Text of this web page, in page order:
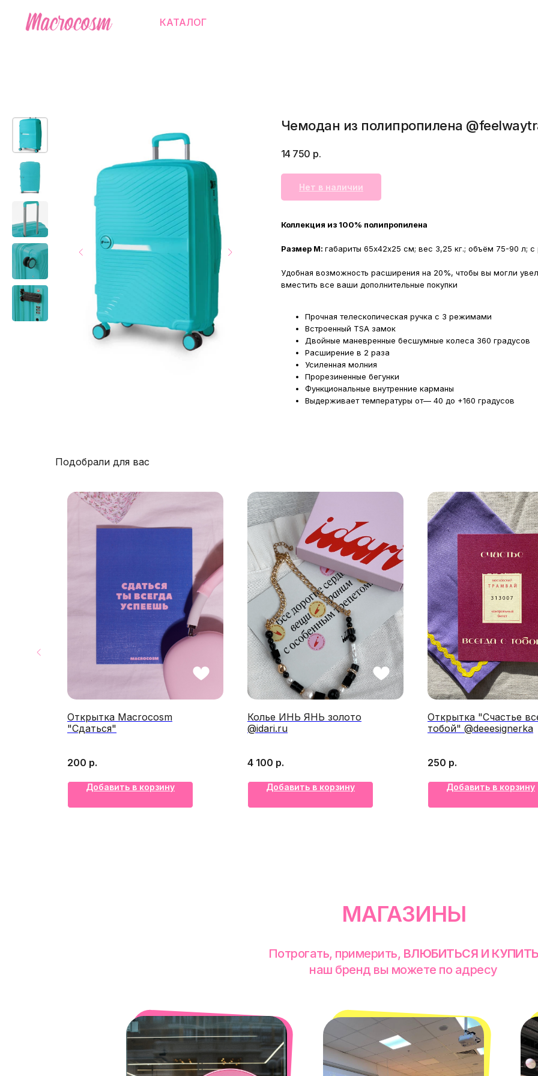
КАТАЛОГ
Чемодан из полипропилена
14 750 р.
Нет в наличии
Коллекция из 100% полипропилена
Размер М: габариты 65х42х25 см; вес 3,25 кг.; объём 75-90 л;
Удобная возможность расширения на 20%, чтобы вы могли
вместить все ваши дополнительные покупки
Прочная телескопическая ручка с 3 режимами
Встроенный TSA замок
Двойные маневренные бесшумные колеса 360 градусов
Расширение в 2 раза
Усиленная молния
Прорезиненные бегунки
Функциональные внутренние карманы
Выдерживает температуры от— 40 до +160 градусов
Подобрали для вас
Открытка Macrocosm
"Сдаться"
200 р.
Добавить в корзину
Колье ИНЬ ЯНЬ золото
@idari.ru
4 100 р.
Добавить в корзину
Открытка "Счастье
тобой" @deeesignerka
250 р.
Добавить в корзину
МАГАЗИНЫ
Потрогать, примерить, ВЛЮБИТЬСЯ И
наш бренд вы можете по адресу